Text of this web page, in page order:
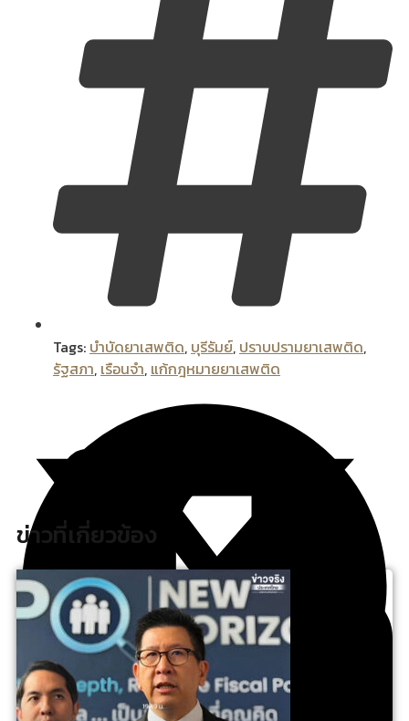
Tags: บำบัดยาเสพติด, บุรีรัมย์, ปราบปรามยาเสพติด,
รัฐสภา, เรือนจำ, แก้กฎหมายยาเสพติด
ข่าวที่เกี่ยวข้อง